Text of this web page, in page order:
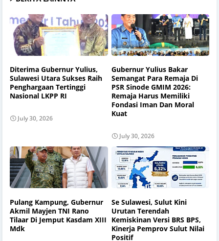
Diterima Gubernur Yulius,
Sulawesi Utara Sukses Raih
Penghargaan Tertinggi
Nasional LKPP RI
July 30, 2026
Gubernur Yulius Bakar
Semangat Para Remaja Di
PSR Sinode GMIM 2026:
Remaja Harus Memiliki
Fondasi Iman Dan Moral
Kuat
July 30, 2026
Pulang Kampung, Gubernur
Akmil Mayjen TNI Rano
Tilaar Di Jemput Kasdam XIII
Mdk
Se Sulawesi, Sulut Kini
Urutan Terendah
Kemiskinan Versi BRS BPS,
Kinerja Pemprov Sulut Nilai
Positif